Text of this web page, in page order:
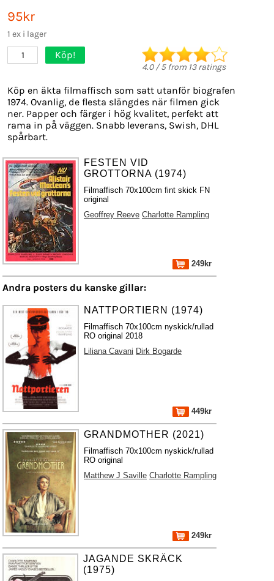
95kr
1 ex i lager
1 Köp!
4.0/5from 13ratings
Köp en äkta filmaffisch som satt utanför biografen
1974. Ovanlig, de flesta slängdes när filmen gick
ner. Papper och färger i hög kvalitet, perfekt att
rama in på väggen. Snabb leverans, Swish, DHL
spårbart.
FESTEN VID
GROTTORNA (1974)
Filmaffisch 70x100cm fint skick FN
original
Geoffrey Reeve Charlotte Rampling
249kr
Andra posters du kanske gillar:
NATTPORTIERN (1974)
Filmaffisch 70x100cm nyskick/rullad
RO original 2018
Liliana Cavani Dirk Bogarde
449kr
GRANDMOTHER (2021)
Filmaffisch 70x100cm nyskick/rullad
RO original
Matthew J Saville Charlotte Rampling
249kr
JAGANDE SKRÄCK
(1975)